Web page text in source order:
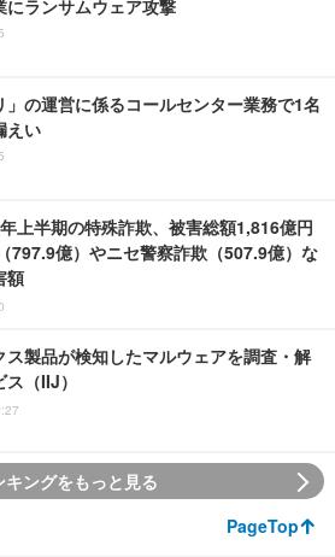
にランサムウェア攻撃
」の運営に係るコールセンター業務で1名
えい
上半期の特殊詐欺、被害総額1,816億円
797.9億）やニセ警察詐欺（507.9億）な
額
ス製品が検知したマルウェアを調査・解
（IIJ）
キングをもっと見る
PageTop